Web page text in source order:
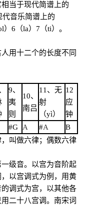
相当于现代简谱上的
代音乐简谱上的
6（la） 7（ti）。
用十二个的长度不同
9、
夷
则
10、
南吕
11、无
射
（yì）
12
应
钟
#G A #A
B
叫做六律；偶数六律
级音。以宫为音阶起
以宫调式为例，用黄
调式为宫，以其他各
二十八宫调。南宋词